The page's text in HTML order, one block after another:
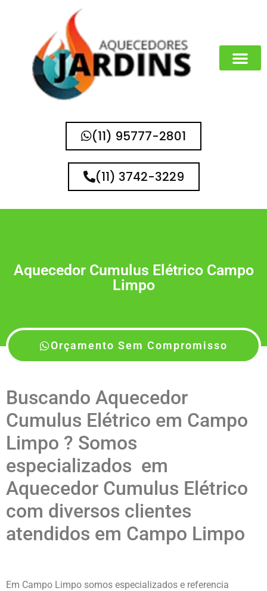
(11) 95777-2801
(11) 3742-3229
Aquecedor Cumulus Elétrico Campo
Limpo
Orçamento Sem Compromisso
Buscando Aquecedor
Cumulus Elétrico em Campo
Limpo ? Somos
especializados em
Aquecedor Cumulus Elétrico
com diversos clientes
atendidos em Campo Limpo
Em Campo Limpo somos especializados e referencia